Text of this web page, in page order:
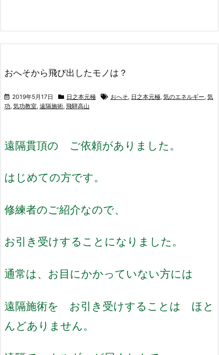
おへそから飛び出したモノは？
2019年5月17日 日之本元極 おへそ, 日之本元極, 気のエネルギー, 気
功, 気功教室, 遠隔施術, 飛騨高山
遠隔貫頂の ご依頼がありました。
はじめての方です。
修練者のご紹介なので、
お引き受けすることになりました。
通常は、お目にかかっていない方には
遠隔施術を お引き受けすることは ほと
んどありません。